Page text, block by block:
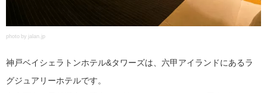
photo by jalan.jp
神戸ベイシェラトンホテル&タワーズは、六甲アイランドにあるラ
グジュアリーホテルです。